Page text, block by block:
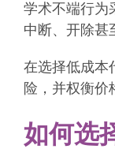
学术不端行为
中断、开除甚
在选择低成本
险，并权衡价
如何选